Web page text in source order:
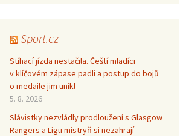
Sport.cz
Stíhací jízda nestačila. Čeští mladíci
v klíčovém zápase padli a postup do bojů
o medaile jim unikl
5. 8. 2026
Slávistky nezvládly prodloužení s Glasgow
Rangers a Ligu mistryň si nezahrají